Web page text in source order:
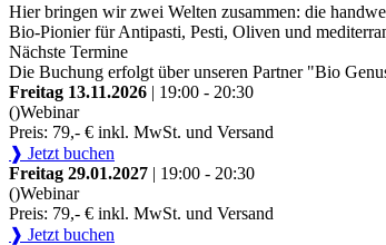
Hier bringen wir zwei Welten zusammen: die
Bio-Pionier für Antipasti, Pesti, Oliven und
Nächste Termine
Die Buchung erfolgt über unseren Partner "Bio
Freitag 13.11.2026 | 19:00 - 20:30
()Webinar
Preis: 79,- € inkl. MwSt. und Versand
❱ Jetzt buchen
Freitag 29.01.2027 | 19:00 - 20:30
()Webinar
Preis: 79,- € inkl. MwSt. und Versand
❱ Jetzt buchen